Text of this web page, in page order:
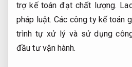
trợ kế toán đạt chất lượng.
pháp luật. Các công ty kế toán
trình tự xử lý và sử dụng
đầu tư vận hành.